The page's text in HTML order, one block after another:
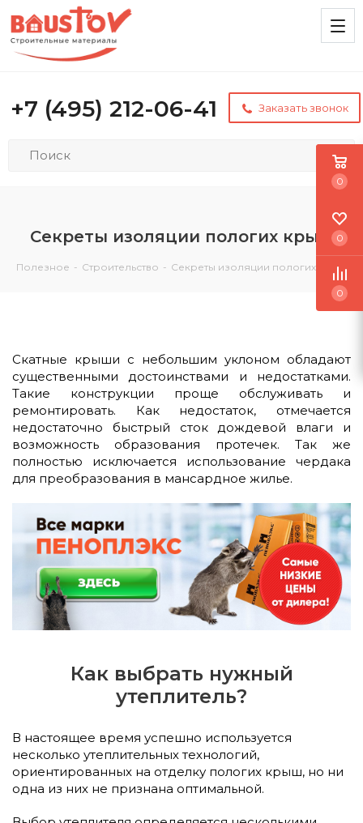
+7 (495) 212-06-41 Заказать звонок
Секреты изоляции пологих крыш
Полезное - Строительство - Секреты изоляции пологих крыш
Скатные крыши с небольшим уклоном обладают
существенными достоинствами и недостатками.
Такие конструкции проще обслуживать и
ремонтировать. Как недостаток, отмечается
недостаточно быстрый сток дождевой влаги и
возможность образования протечек. Так же
полностью исключается использование чердака
для преобразования в мансардное жилье.
Как выбрать нужный
утеплитель?
В настоящее время успешно используется
несколько утеплительных технологий,
ориентированных на отделку пологих крыш, но ни
одна из них не признана оптимальной.
0
0
0